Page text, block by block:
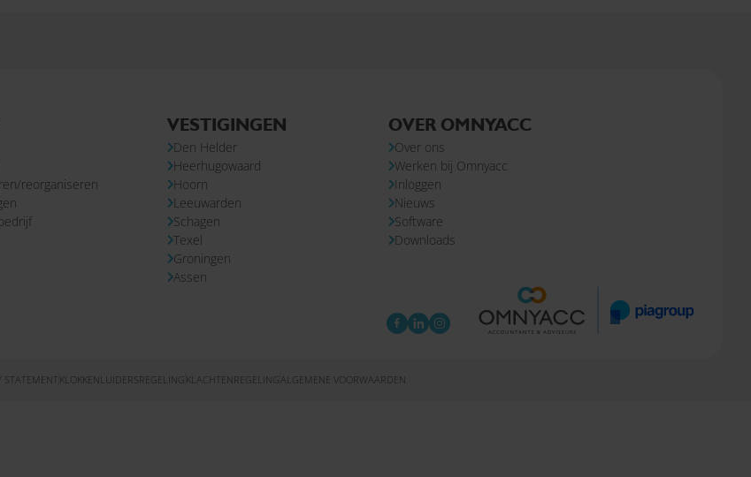
reorganiseren
VESTIGINGEN
Den Helder
Heerhugowaard
Hoorn
Leeuwarden
Schagen
Texel
Groningen
Assen
OVER OMNYACC
Over ons
Werken bij Omnyacc
Inloggen
Nieuws
Software
Downloads
STATEMENT KLOKKENLUIDERSREGELING KLACHTENREGELING ALGEMENE VOORWAARDEN